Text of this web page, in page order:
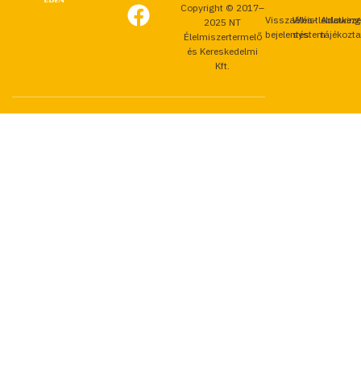
Copyright © 2017–
2025 NT
Élelmiszertermelő
és Kereskedelmi
Kft.
Visszaélés-
bejelentés
Whistleblowing
system